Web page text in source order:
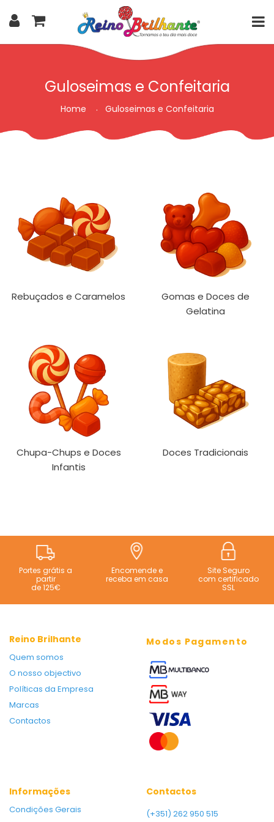
Guloseimas e Confeitaria
Home Guloseimas e Confeitaria
Rebuçados e Caramelos
Gomas e Doces de
Gelatina
Chupa-Chups e Doces
Infantis
Doces Tradicionais
Portes grátis a
partir
de 125€
Encomende e
receba em casa
Site Seguro
com certificado
SSL
Reino Brilhante
Quem somos
O nosso objectivo
Políticas da Empresa
Marcas
Contactos
Modos Pagamento
Informações
Condições Gerais
Contactos
(+351) 262 950 515